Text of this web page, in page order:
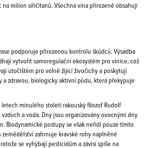
na milion siřičitanů. Všechna vína přirozeně obsahují
podporuje přirozenou kontrolu škůdců. Výsadba
vytvořit samoregulační ekosystém pro vinice, což
útočištěm pro volně žijící živočichy a poskytují
a zdravou, biologicky aktivní půdu, která překypuje
letech minulého století rakouský filozof Rudolf
a voda. Dny jsou organizovány ovocnými dny
Biodynamické postupy se však neřídí pouze tímto
zahrnuje kravské rohy naplněné
se vyhýbají pesticidům a závisí spíše na